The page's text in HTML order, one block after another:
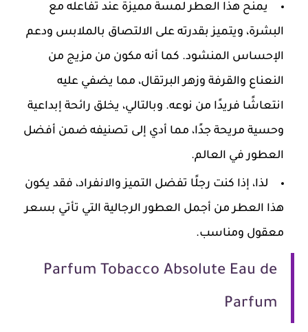
يمنح هذا العطر لمسة مميزة عند تفاعله مع
البشرة، ويتميز بقدرته على الالتصاق بالملابس ودعم
الإحساس المنشود. كما أنه مكون من مزيج من
النعناع والقرفة وزهر البرتقال، مما يضفي عليه
انتعاشًا فريدًا من نوعه. وبالتالي، يخلق رائحة إبداعية
وحسية مريحة جدًا، مما أدي إلى تصنيفه ضمن أفضل
العطور في العالم.
لذا، إذا كنت رجلًا تفضل التميز والانفراد، فقد يكون
هذا العطر من أجمل العطور الرجالية التي تأتي بسعر
معقول ومناسب.
Parfum Tobacco Absolute Eau de
Parfum